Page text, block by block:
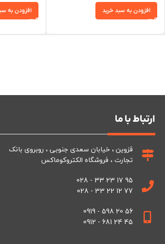
افزودن به سبد خرید افزودن به
ارتباط با ما
قزوین ، خیابان سعدی جنوبی ، روبروی بانک
تجارت ، فروشگاه الکتروکوماکس
95 17 23 33 - 028
77 12 22 33 - 028
56 20 598 - 0919
45 24 681 - 0912